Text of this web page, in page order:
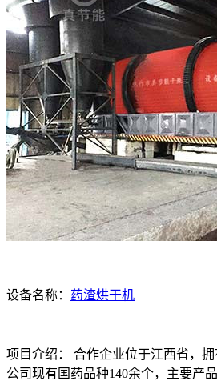
设备名称： 药渣烘干机
项目介绍： 合作企业位于江西省，拥
公司现有国药品种140余个，主要产